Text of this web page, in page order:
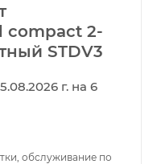
compact 2-
STDV3
г. на 6
обслуживание по